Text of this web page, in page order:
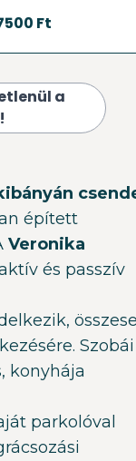
Ft
a
épített
Veronika
és passzív
Szobái
konyhája
parkolóval